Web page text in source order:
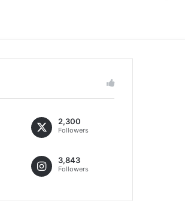
2,300
Followers
3,843
Followers